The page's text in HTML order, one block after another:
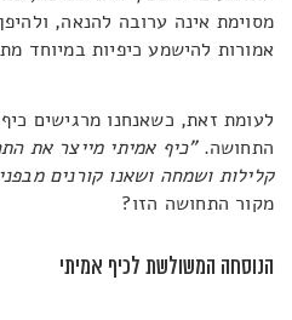
מסוימת אינה ערובה להנאה,
אמורות להישמע כיפיות במיוחד
לעומת זאת, כשאנחנו מרגישים
התחושה."כיף אמיתי מייצר את
קלילות ושמחה ושאנו קורנים
מקור התחושה הזו?
הנוסחה המשולשת לכיף אמיתי